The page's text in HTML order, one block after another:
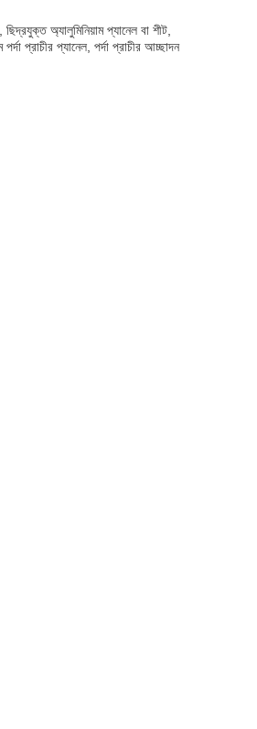
অ্যালুমিনিয়াম প্যানেল বা শীট,
প্রাচীর প্যানেল, পর্দা প্রাচীর আচ্ছাদন